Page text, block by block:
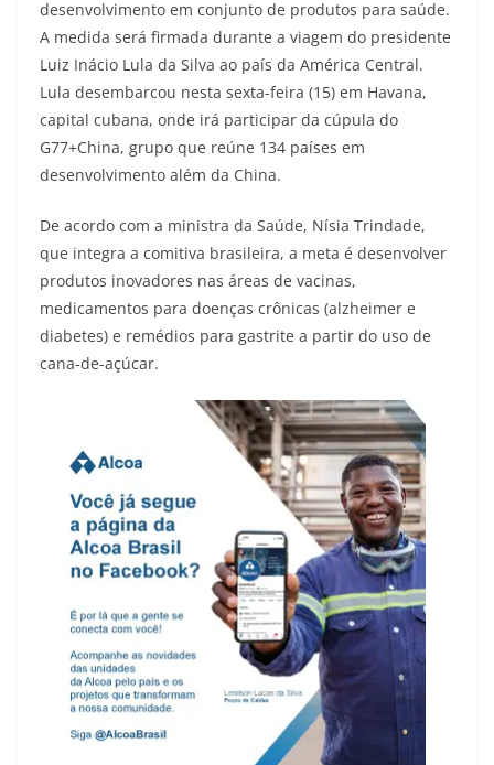
desenvolvimento em conjunto de produtos para saúde.
A medida será firmada durante a viagem do presidente
Luiz Inácio Lula da Silva ao país da América Central.
Lula desembarcou nesta sexta-feira (15) em Havana,
capital cubana, onde irá participar da cúpula do
G77+China, grupo que reúne 134 países em
desenvolvimento além da China.
De acordo com a ministra da Saúde, Nísia Trindade,
que integra a comitiva brasileira, a meta é desenvolver
produtos inovadores nas áreas de vacinas,
medicamentos para doenças crônicas (alzheimer e
diabetes) e remédios para gastrite a partir do uso de
cana-de-açúcar.